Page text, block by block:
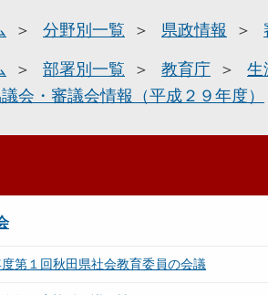
分野別一覧 県政情報
部署別一覧 教育庁 生
会・審議会情報（平成２９年度）
第１回秋田県社会教育委員の会議